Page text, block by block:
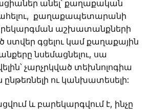
անել՝ քաղաքական
քաղաքապետարանի
աշխատանքների
ստվեր գցելու կամ քաղաքային
նսեմացնելու, սա
չարչրկված տեխնոլոգիա
ընթեռնելի ու կանխատեսելի:
և բարեկարգվում է, ինչը